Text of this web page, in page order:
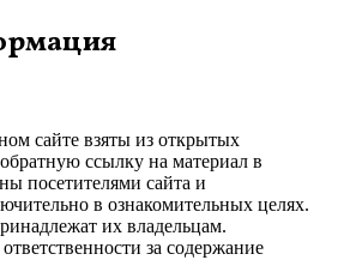
сайте взяты из открытых
ссылку на материал в
посетителями сайта и
в ознакомительных целях.
их владельцам.
за содержание